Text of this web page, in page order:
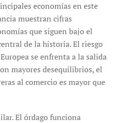
economías en este
muestran cifras
que siguen bajo el
de la historia. El riesgo
se enfrenta a la salida
mayores desequilibrios, el
al comercio es mayor que
El órdago funciona